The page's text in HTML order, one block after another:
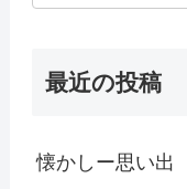
最近の投稿
懐かしー思い